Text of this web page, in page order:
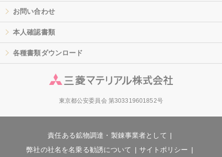
お問い合わせ
本人確認書類
各種書類ダウンロード
東京都公安委員会 第303319601852号
責任ある鉱物調達・製錬事業者として
弊社の社名を名乗る勧誘について
サイトポリシー